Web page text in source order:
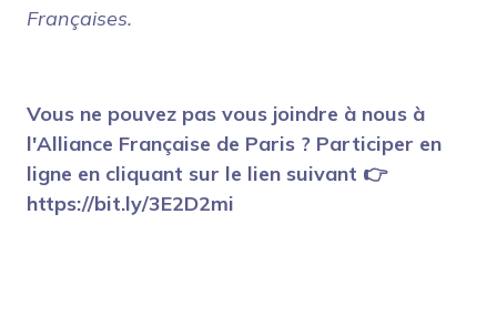
Françaises.
Vous ne pouvez pas vous joindre à nous à
l'Alliance Française de Paris ? Participer en
ligne en cliquant sur le lien suivant 👉
https://bit.ly/3E2D2mi